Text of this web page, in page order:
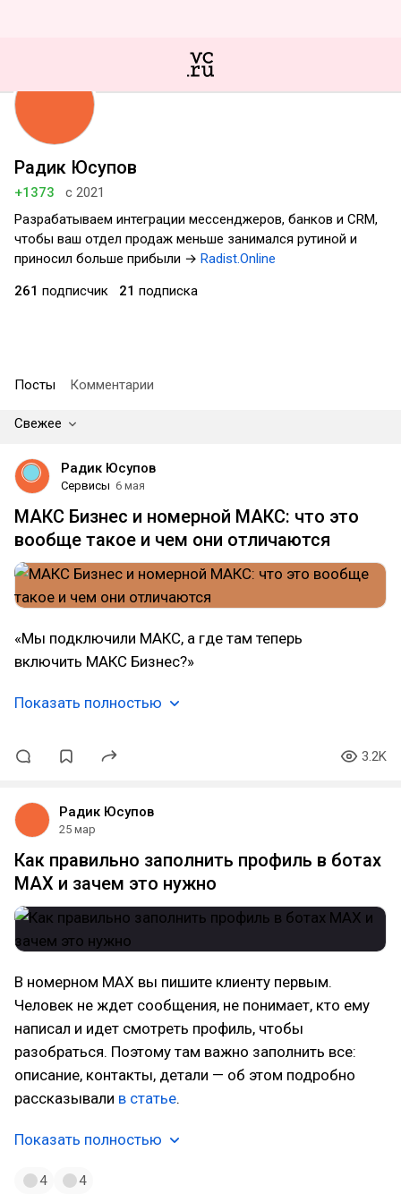
Радик Юсупов
+1373
с 2021
Разрабатываем интеграции мессенджеров, банков и CRM,
чтобы ваш отдел продаж меньше занимался рутиной и
приносил больше прибыли → Radist.Online
261 подписчик 21 подписка
Посты Комментарии
Свежее
Радик Юсупов
Сервисы 6 мая
МАКС Бизнес и номерной МАКС: что это
вообще такое и чем они отличаются
«Мы подключили МАКС, а где там теперь
включить МАКС Бизнес?»
Показать полностью
3.2K
Радик Юсупов
25 мар
Как правильно заполнить профиль в ботах
MAX и зачем это нужно
В номерном MAX вы пишите клиенту первым.
Человек не ждет сообщения, не понимает, кто ему
написал и идет смотреть профиль, чтобы
разобраться. Поэтому там важно заполнить все:
описание, контакты, детали — об этом подробно
рассказывали в статье.
Показать полностью
4 4